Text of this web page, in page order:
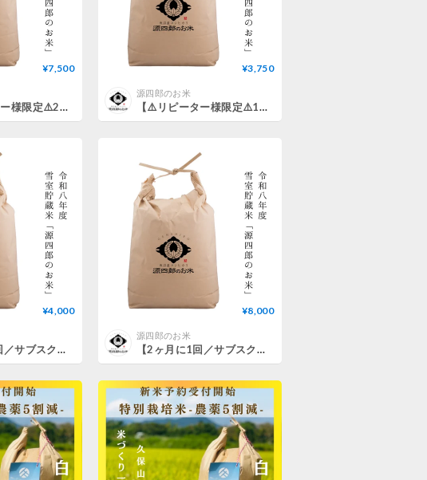
¥7,500
【⚠️リピーター様限定⚠️2ヶ月に1回／サブスク】雪室貯蔵米「源四郎のお米」（新米10kg）
¥3,750
源四郎のお米
【⚠️リピーター様限定⚠️1ヶ月に1回／サブスク】雪室貯蔵米「源四郎のお米」（新米5kg）
¥4,000
【1ヶ月に1回／サブスク】雪室貯蔵米「源四郎のお米」（新米5kg）
¥8,000
源四郎のお米
【2ヶ月に1回／サブスク】雪室貯蔵米「源四郎のお米」（新米10kg）